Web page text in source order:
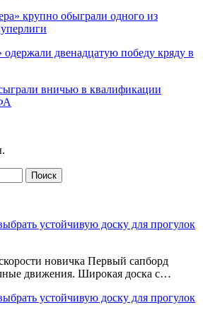
крупно обыграли одного из
двенадцатую победу кряду в
вничью в квалификации
устойчивую доску для прогулок
новичка Первый сапборд
движения. Широкая доска с…
устойчивую доску для прогулок